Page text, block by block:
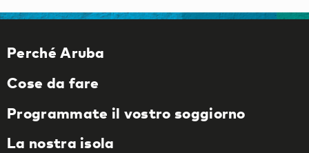
Perché Aruba
Cose da fare
Programmate il vostro soggiorno
La nostra isola